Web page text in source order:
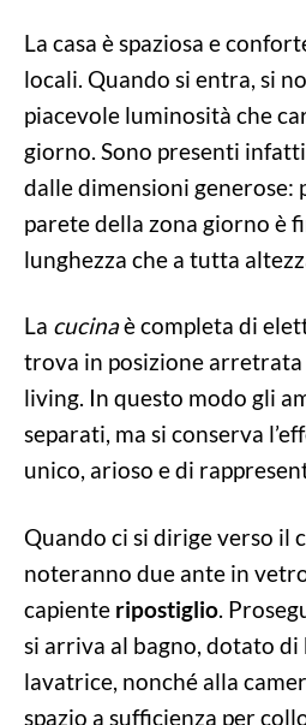
La casa è spaziosa e
locali. Quando si entra, si
piacevole luminosità che
giorno. Sono presenti infatti
dalle dimensioni
parete della zona giorno è
lunghezza che a tutta
La cucinaè completa di
trova in posizione
living. In questo modo gli
separati, ma si conserva
unico, arioso e di
Quando ci si dirige verso il
noteranno due ante in
capiente ripostiglio.
si arriva al bagno, dotato di
lavatrice, nonché alla
spazio a sufficienza per